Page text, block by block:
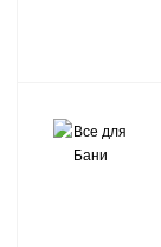
ТОВАРЫ
ТОВАРЫ